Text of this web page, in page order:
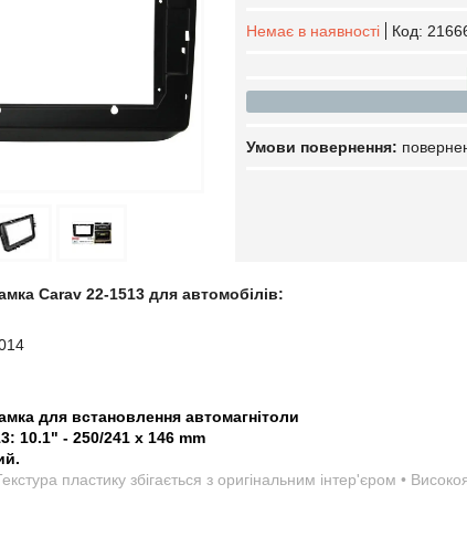
Немає в наявності Код:
Carav 22-1513 для автомобілів:
для встановлення автомагнітоли
10.1" - 250/241 x 146 mm
пластику збігається з оригінальним інтер'єром •